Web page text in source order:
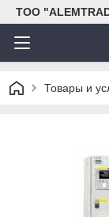
ТОО
Товары и